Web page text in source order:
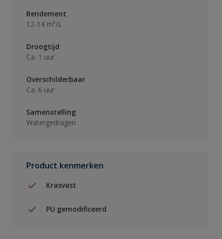
Rendement
12-14 m²/L
Droogtijd
Ca. 1 uur
Overschilderbaar
Ca. 6 uur
Samenstelling
Watergedragen
Product kenmerken
Krasvast
PU gemodificeerd